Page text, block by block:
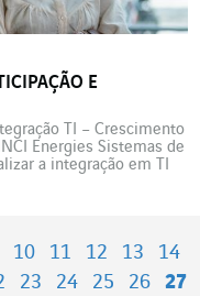
E
TI – Crescimento
Energies Sistemas de
a integração em TI
10 11 12 13
14
23 24 25 26
27